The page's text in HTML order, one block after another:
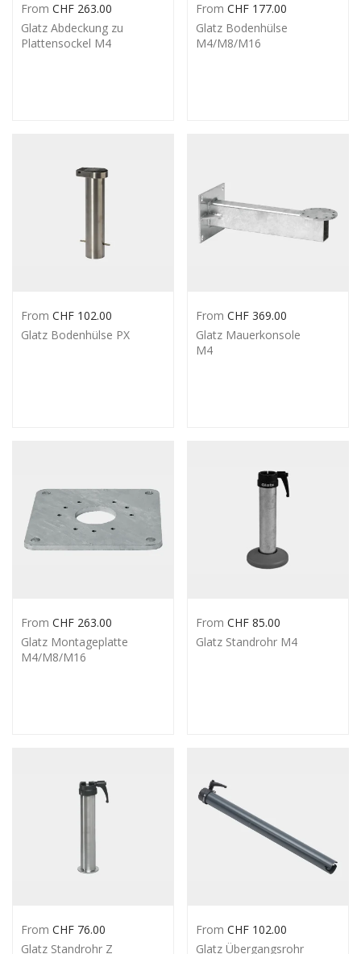
Glatz Abdeckung zu
Plattensockel M4
From CHF 263.00
Glatz Bodenhülse
M4/M8/M16
From CHF 177.00
Glatz Bodenhülse PX
From CHF 102.00
Glatz Mauerkonsole
M4
From CHF 369.00
Glatz Montageplatte
M4/M8/M16
From CHF 263.00
Glatz Standrohr M4
From CHF 85.00
Glatz Standrohr Z
From CHF 76.00
Glatz Übergangsrohr
From CHF 102.00